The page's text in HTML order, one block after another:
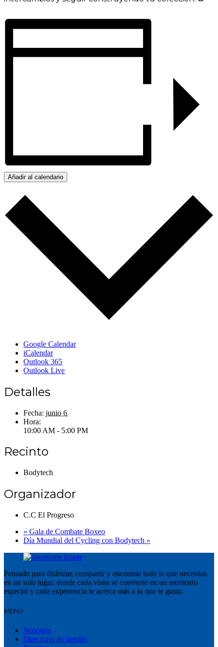
Añadir al calendario
Google Calendar
iCalendar
Outlook 365
Outlook Live
Detalles
Fecha: junio 6
Hora:
10:00 AM - 5:00 PM
Recinto
Bodytech
Organizador
C.C El Progreso
« Gala de Combate Boxeo
Día Mundial del Cycling con Bodytech »
Pensado para disfrutar, compartir y encontrar todo lo que necesitas
en un solo lugar, donde cada visita se convierte en un momento
especial y cada experiencia te acerca más a lo que te gusta.
MENÚ
Nosotros
Directorio de tiendas